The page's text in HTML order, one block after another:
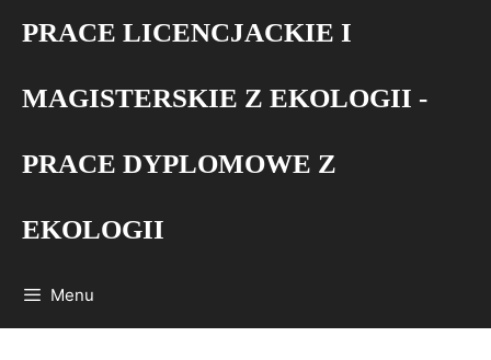
PRACE LICENCJACKIE I
MAGISTERSKIE Z EKOLOGII -
PRACE DYPLOMOWE Z
EKOLOGII
Menu